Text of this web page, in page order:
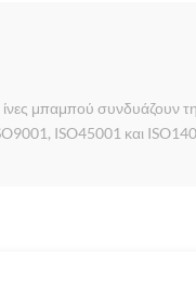
μπαμπού συνδυάζουν
ISO45001 και